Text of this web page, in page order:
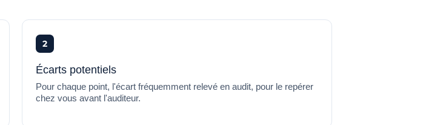
2
Écarts potentiels
Pour chaque point, l'écart fréquemment relevé en audit, pour le repérer
chez vous avant l'auditeur.